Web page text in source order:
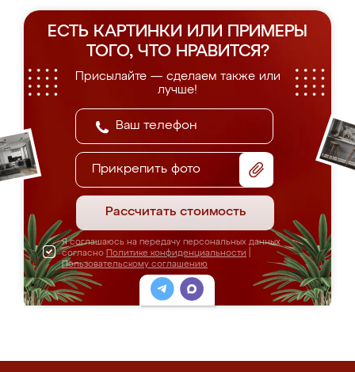
ЕСТЬ КАРТИНКИ ИЛИ ПРИМЕРЫ
ТОГО, ЧТО НРАВИТСЯ?
Присылайте — сделаем также или
лучше!
Прикрепить фото
Рассчитать стоимость
Я соглашаюсь на передачу персональных данных
согласно Политике конфиденциальности
Пользовательскому соглашению